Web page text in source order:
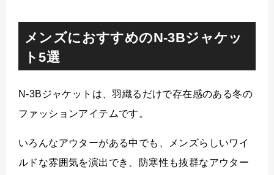
メンズにおすすめのN-3Bジャケッ
ト5選
N-3Bジャケットは、羽織るだけで存在感のある冬の
ファッションアイテムです。
いろんなアウターがある中でも、メンズらしいワイ
ルドな雰囲気を演出でき、防寒性も抜群なアウター